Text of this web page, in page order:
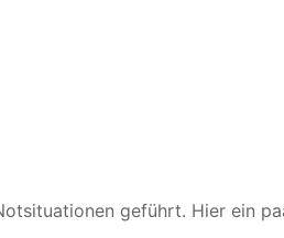
geführt. Hier ein